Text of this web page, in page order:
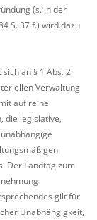
(s. in der
S. 37 f.) wird dazu
an § 1 Abs. 2
Verwaltung
auf reine
die legislative,
Der Landtag zum
gilt für
Unabhängigkeit,